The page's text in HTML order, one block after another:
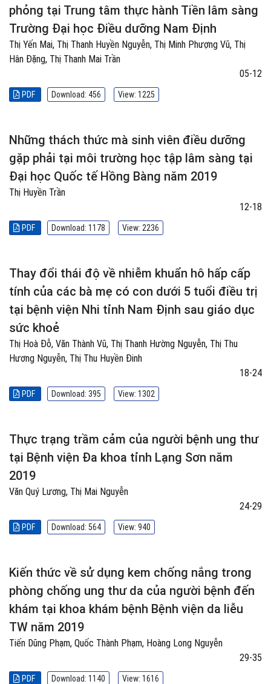
phỏng tại Trung tâm thực hành Tiền lâm sàng
Trường Đại học Điều dưỡng Nam Định
Thị Yến Mai, Thị Thanh Huyền Nguyễn, Thị Minh Phượng Vũ, Thị
Hân Đặng, Thị Thanh Mai Trần
05-12
PDF Download: 456 View: 1225
Những thách thức mà sinh viên điều dưỡng
gặp phải tại môi trường học tập lâm sàng tại
Đại học Quốc tế Hồng Bàng năm 2019
Thị Huyền Trần
12-18
PDF Download: 1178 View: 2236
Thay đổi thái độ về nhiễm khuẩn hô hấp cấp
tính của các bà mẹ có con dưới 5 tuổi điều trị
tại bệnh viện Nhi tỉnh Nam Định sau giáo dục
sức khoẻ
Thị Hoà Đỗ, Văn Thành Vũ, Thị Thanh Hường Nguyễn, Thị Thu
Hương Nguyễn, Thị Thu Huyền Đinh
18-24
PDF Download: 395 View: 1302
Thực trạng trầm cảm của người bệnh ung thư
tại Bệnh viện Đa khoa tỉnh Lạng Sơn năm
2019
Văn Quý Lương, Thị Mai Nguyễn
24-29
PDF Download: 564 View: 940
Kiến thức về sử dụng kem chống nắng trong
phòng chống ung thư da của người bệnh đến
khám tại khoa khám bệnh Bệnh viện da liễu
TW năm 2019
Tiến Dũng Phạm, Quốc Thành Phạm, Hoàng Long Nguyễn
29-35
PDF Download: 1140 View: 1616